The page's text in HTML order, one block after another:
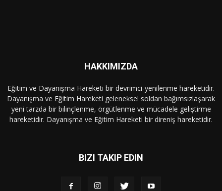
HAKKIMIZDA
Eğitim ve Dayanışma Hareketi bir devrimci-yenilenme hareketidir.
Dayanışma ve Eğitim Hareketi geleneksel soldan bağımsızlaşarak
yeni tarzda bir bilinçlenme, örgütlenme ve mücadele geliştirme
hareketidir. Dayanışma ve Eğitim Hareketi bir direniş hareketidir.
BIZI TAKIP EDIN